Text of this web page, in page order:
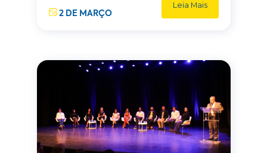
2 DE MARÇO
Leia Mais